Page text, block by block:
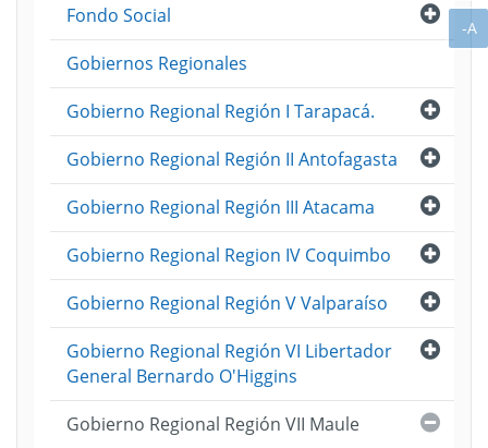
Abrir
Fondo Social
Gobiernos Regionales
Abrir
Gobierno Regional Región I Tarapacá.
Abrir
Gobierno Regional Región II Antofagasta
Abrir
Gobierno Regional Región III Atacama
Abrir
Gobierno Regional Region IV Coquimbo
Abrir
Gobierno Regional Región V Valparaíso
Abrir
Gobierno Regional Región VI Libertador
General Bernardo O'Higgins
Gobierno Regional Región VII Maule
-A